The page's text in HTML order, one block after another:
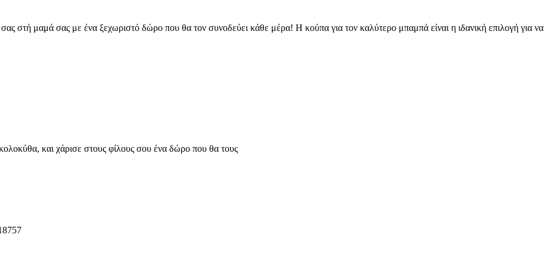
στή μαμά σας με ένα ξεχωριστό δώρο που θα τον συνοδεύει κάθε μέρα! Η κούπα για τον καλύτερο μπαμπά είναι η ιδανική επιλογή για να
και χάρισε στους φίλους σου ένα δώρο που θα τους